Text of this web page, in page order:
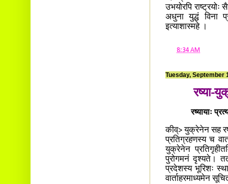
उभयोरपि
अधुना युद्धं विना
इत्याशास्महे ।
8:34 AM
Tuesday, September
रष्या-
रष्यायाः
कीव्> युक्रेनेन सह
प्रतिग्रहणस्य च
युक्रेनेन
पुरोगमनं दृश्यते।
प्रदेशस्य भूरिशः
वार्ताहरमाध्यमेन